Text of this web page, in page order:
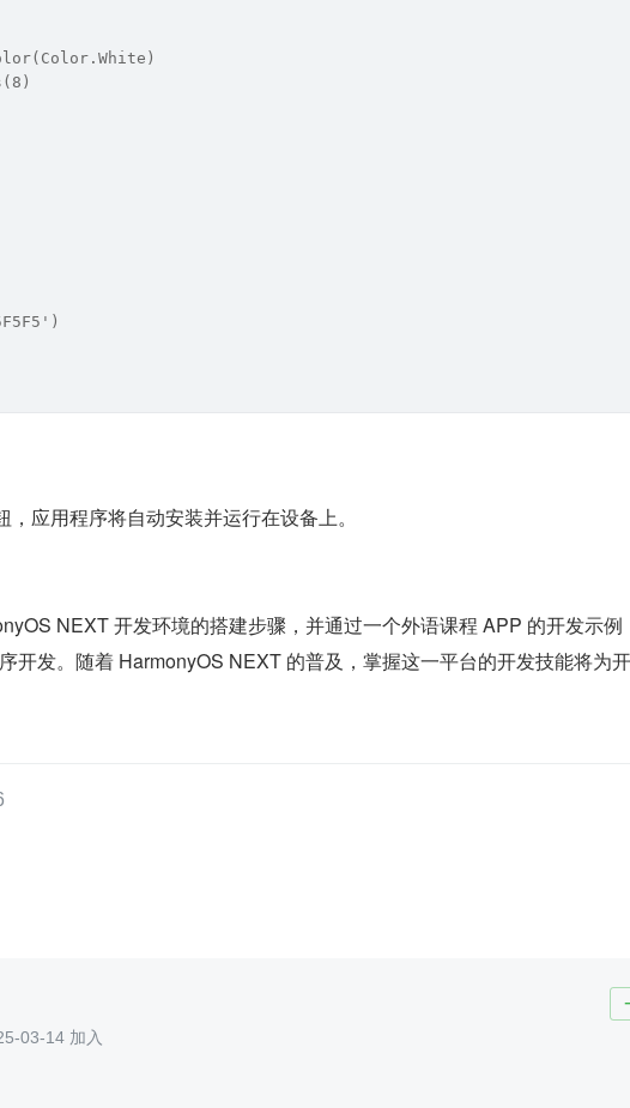
应用程序将自动安装并运行在设备上。
NEXT 开发环境的搭建步骤，并通过一个外语课程 APP 的开发示例
开发。随着 HarmonyOS NEXT 的普及，掌握这一平台的开发技能将为
03-14 加入